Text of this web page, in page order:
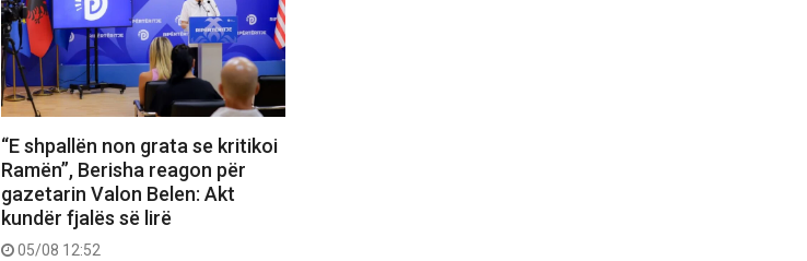
“E shpallën non grata se kritikoi
Ramën”, Berisha reagon për
gazetarin Valon Belen: Akt
kundër fjalës së lirë
05/08 12:52